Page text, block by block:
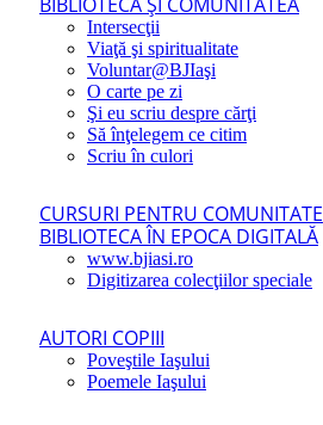
Intersecţii
Viaţă şi spiritualitate
Voluntar@BJIaşi
O carte pe zi
Şi eu scriu despre cărţi
Să înţelegem ce citim
Scriu în culori
CURSURI PENTRU COMUNITATE
BIBLIOTECA ÎN EPOCA DIGITALĂ
www.bjiasi.ro
Digitizarea colecţiilor speciale
AUTORI COPIII
Poveştile Iaşului
Poemele Iaşului